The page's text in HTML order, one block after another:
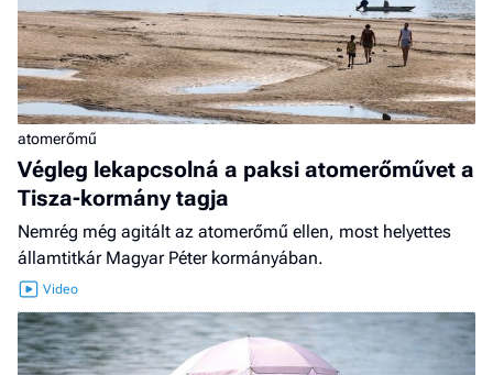
atomerőmű
Végleg lekapcsolná a paksi atomerőművet a
Tisza-kormány tagja
Nemrég még agitált az atomerőmű ellen, most helyettes
államtitkár Magyar Péter kormányában.